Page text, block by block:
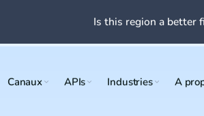
Canaux APIs Industries A
Is this region a better